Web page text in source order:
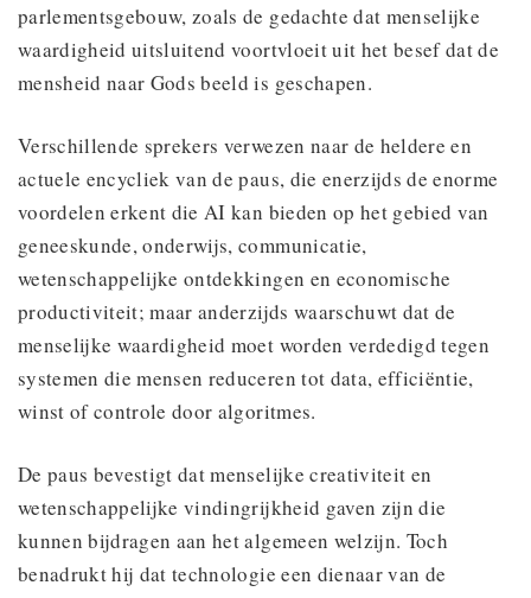
parlementsgebouw, zoals de gedachte dat menselijke
waardigheid uitsluitend voortvloeit uit het besef dat de
mensheid naar Gods beeld is geschapen.
Verschillende sprekers verwezen naar de heldere en
actuele encycliek van de paus, die enerzijds de enorme
voordelen erkent die AI kan bieden op het gebied van
geneeskunde, onderwijs, communicatie,
wetenschappelijke ontdekkingen en economische
productiviteit; maar anderzijds waarschuwt dat de
menselijke waardigheid moet worden verdedigd tegen
systemen die mensen reduceren tot data, efficiëntie,
winst of controle door algoritmes.
De paus bevestigt dat menselijke creativiteit en
wetenschappelijke vindingrijkheid gaven zijn die
kunnen bijdragen aan het algemeen welzijn. Toch
benadrukt hij dat technologie een dienaar van de